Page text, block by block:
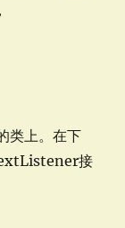
上。在下
接